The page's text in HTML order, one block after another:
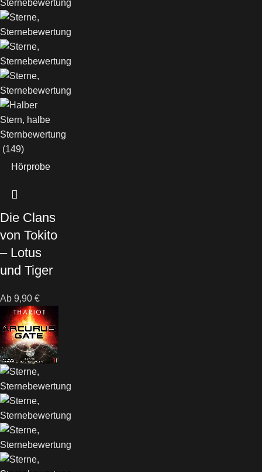
(149)
Hörprobe
Die Clans
von Tokito
– Lotus
und Tiger
Ab 9,90 €